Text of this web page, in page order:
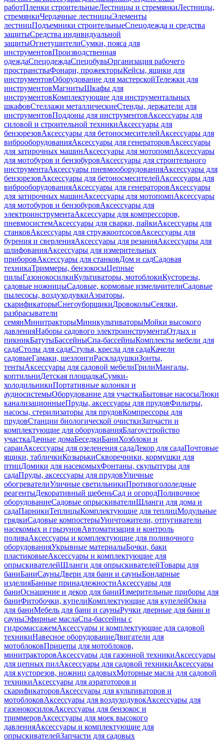
работПленки строительныеЛестницы и стремянкиЛестницы,
стремянкиЧердачные лестницыЭлементы
лестницПодъемники строительныеСпецодежда и средства
защитыСредства индивидуальной
защитыОгнетушителиСумки, пояса для
инструментовПроизводственная
одеждаСпецодеждаСпецобувьОрганизация рабочего
пространстваФонари, прожекторыКейсы, ящики для
инструментовОборудование для мастерскойТележки для
инструментовМагнитыШкафы для
инструментовКомплектующие для инструментальных
шкафовСтеллажи металлическиеСтенды, держатели для
инструментовПоддоны для инструментовАксессуары для
силовой и строительной техникиАксессуары для
бензорезовАксессуары для бетоносмесителейАксессуары для
виброоборудованияАксессуары для генераторовАксессуары
для затирочных машинАксессуары для мотопомпАксессуары
для мотобуров и бензобуровАксессуары для строительного
инструментаАксессуары пневмооборудованияАксессуары для
бензорезовАксессуары для бетоносмесителейАксессуары для
виброоборудованияАксессуары для генераторовАксессуары
для затирочных машинАксессуары для мотопомпАксессуары
для мотобуров и бензобуровАксессуары для
электроинструментаАксессуары для компрессоров,
пневмосистемАксессуары для сварки, пайкиАксессуары для
станковАксессуары для стружкоотсосовАксессуары для
бурения и сверленияАксессуары для резанияАксессуары для
шлифованияАксессуары для измерительных
приборовАксессуары для станковДом и садСадовая
техникаТриммеры, бензокосыЦепные
пилыГазонокосилкиКультиваторы, мотоблокиКусторезы,
садовые ножницыСадовые, кормовые измельчителиСадовые
пылесосы, воздуходувкиАэраторы,
скарификаторыСнегоуборщикиДровоколыСеялки,
разбрасыватели
семянМинитракторыМиникультиваторыМойки высокого
давленияНаборы садового электроинструментаОтдых и
пикникБатутыБассейныСпа-бассейныКомплекты мебели для
садаСтолы для садаСтулья, кресла для садаКачели
садовыеГамаки, шезлонгиРаскладушкиЗонты,
тентыАксессуары для садовой мебелиГрилиМангалы,
коптильниДетская площадкаСумки-
холодильникиПортативные колонки и
аудиосистемыОборудование для участкаБытовые насосыЛюки
канализационныеПруды, аксессуары для прудовФильтры,
насосы, стерилизаторы для прудовКомпрессоры для
прудовСтанции биологической очисткиЗапчасти и
комплектующие для оборудованияБлагоустройство
участкаДачные домаБеседкиБаниХозблоки и
сараиАксессуары для озеленения садаДекор для садаПочтовые
ящики, табличкиКозырькиСкворечники, кормушки для
птицДомики для насекомыхФонтаны, скульптуры для
садаПруды, аксессуары для прудовУличные
обогревателиУличные светильникиПротивогололедные
реагентыДекоративный щебеньСад и огородПоливочное
оборудованиеСадовые опрыскивателиШланги для дома и
садаПарникиТеплицыКомплектующие для теплицМодульные
грядкиСадовые компостерыУничтожители, отпугиватели
насекомых и грызуновАвтоматизация и контроль
поливаАксессуары и комплектующие для поливочного
оборудованияУкрывные материалыБочки, баки
пластиковыеАксессуары и комплектующие для
опрыскивателейШланги для опрыскивателейТовары для
баниБаниСауныДвери для бани и сауныБондарные
изделияБанные принадлежностиАксессуары для
баниОснащение и декор для баниИзмерительные приборы для
баниФитобочки, купелиКомплектующие для купелейОкна
для баниМебель для бани и сауныРучки дверные для бани и
сауныЭфирные маслаСпа-бассейны с
гидромассажемАксессуары и комплектующие для садовой
техникиНавесное оборудованиеДвигатели для
мотоблоковПрицепы для мотоблоков,
минитракторовАксессуары для газонной техникиАксессуары
для цепных пилАксессуары для садовой техникиАксессуары
для кусторезов, ножниц садовыхМоторные масла для садовой
техникиАксессуары для аэратоторов и
скарификаторовАксессуары для культиваторов и
мотоблоковАксессуары для воздуходувокАксессуары для
газонокосилокАксессуары для бензокос и
триммеровАксессуары для моек высокого
давленияАксессуары и комплектующие для
опрыскивателейЗапчасти для садовых